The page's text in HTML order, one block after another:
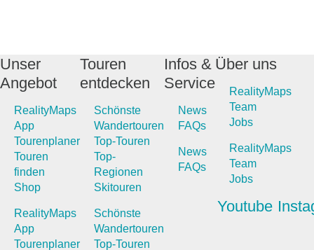
Unser
Angebot
RealityMaps
App
Tourenplaner
Touren
finden
Shop
RealityMaps
App
Tourenplaner
Touren
entdecken
Schönste
Wandertouren
Top-Touren
Top-
Regionen
Skitouren
Schönste
Wandertouren
Top-Touren
Infos &
Service
News
FAQs
News
FAQs
Über uns
RealityMaps
Team
Jobs
RealityMaps
Team
Jobs
Youtube